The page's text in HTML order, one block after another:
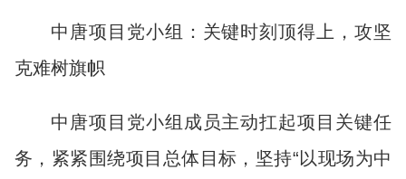
中唐项目党小组：关键时刻顶得上，攻坚
克难树旗帜
中唐项目党小组成员主动扛起项目关键任
务，紧紧围绕项目总体目标，坚持“以现场为中